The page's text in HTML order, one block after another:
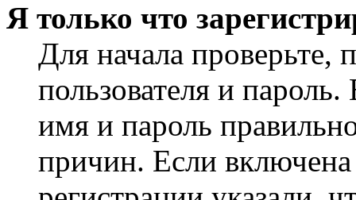
Я только что
Для начала проверьте,
пользователя и
имя и пароль
причин. Если